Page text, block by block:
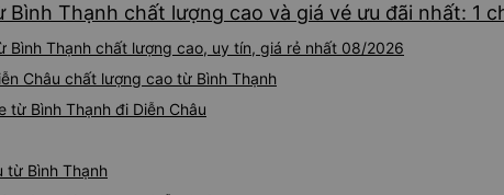
Thạnh chất lượng cao và giá vé ưu đãi nhất: 1
Bình Thạnh chất lượng cao, uy tín, giá rẻ nhất 08/2026
Châu chất lượng cao từ Bình Thạnh
Bình Thạnh đi Diễn Châu
từ Bình Thạnh